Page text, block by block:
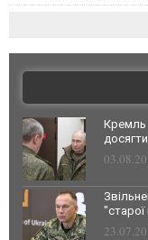
Кремль
"старої